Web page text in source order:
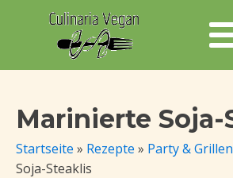
Marinierte Soja-
Startseite » Rezepte » Party & Grillen
Soja-Steaklis